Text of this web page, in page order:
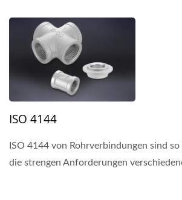
ISO 4144
ISO 4144 von Rohrverbindungen sind
die strengen Anforderungen